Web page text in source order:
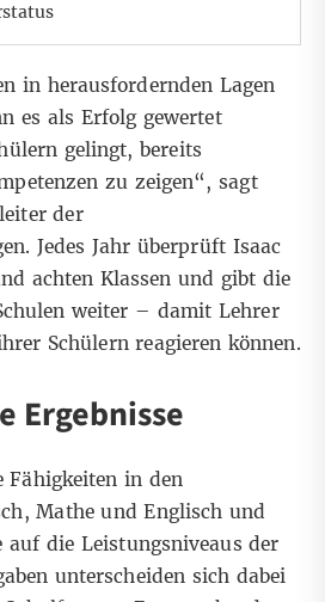
in herausfordernden Lagen
es als Erfolg gewertet
gelingt, bereits
zu zeigen“, sagt
der
Jedes Jahr überprüft Isaac
achten Klassen und gibt die
weiter – damit Lehrer
Schülern reagieren können.
Ergebnisse
Fähigkeiten in den
Mathe und Englisch und
auf die Leistungsniveaus der
unterscheiden sich dabei